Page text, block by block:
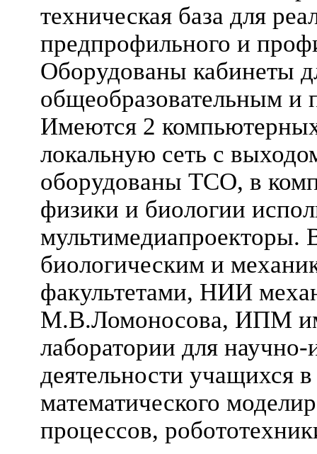
техническая база для
предпрофильного и
Оборудованы кабинеты
общеобразовательным
Имеются 2
локальную сеть с
оборудованы ТСО, в
физики и биологии
мультимедиапроекторы.
биологическим и
факультетами, НИИ
М.В.Ломоносова, ИПМ
лаборатории для научно-
деятельности учащихся
математического
процессов,